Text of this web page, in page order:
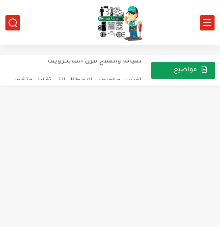
مواضيع
"معامل الأداء *cop* تعريفه وما هى طرق تحسين أداء دورة...